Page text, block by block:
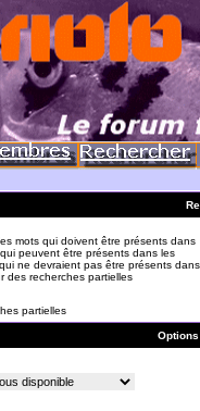
mots qui doivent être présents dans
peuvent être présents dans les
ne devraient pas être présents dans
des recherches partielles
partielles